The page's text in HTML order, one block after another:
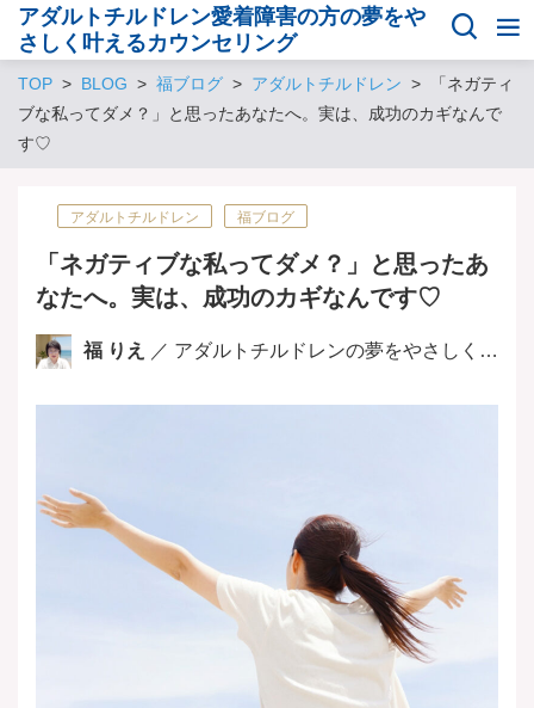
アダルトチルドレン愛着障害の方の夢をや
さしく叶えるカウンセリング
TOP BLOG 福ブログ アダルトチルドレン
「ネガティ
ブな私ってダメ？」と思ったあなたへ。実は、成功のカギなんで
す♡
アダルトチルドレン 福ブログ
「ネガティブな私ってダメ？」と思ったあ
なたへ。実は、成功のカギなんです♡
福 りえ ／ アダルトチルドレンの夢をやさしく叶える人生向上カウンセラー